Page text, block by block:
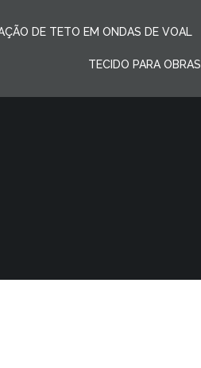
DE TETO EM ONDAS DE VOAL
TECIDO PARA OBRAS